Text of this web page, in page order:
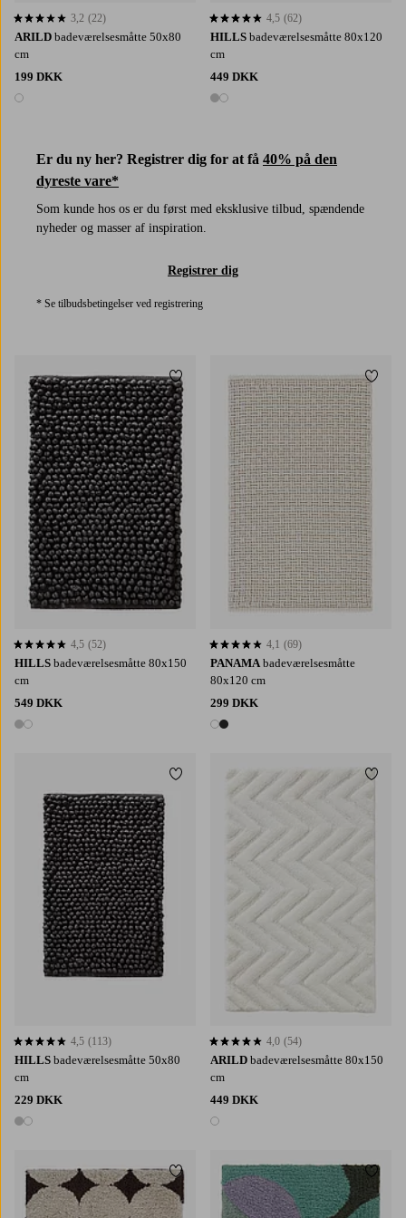
ARILD badeværelsesmåtte 50x80
cm
199 DKK
1 farve
3,2 baseret på 22 bedømmelser
3,2 (22)
Er du ny her? Registrer dig for at få 40% på den
dyreste vare*
Som kunde hos os er du først med eksklusive tilbud, spændende
nyheder og masser af inspiration.
Registrer dig
* Se tilbudsbetingelser ved registrering
HILLS badeværelsesmåtte 80x120
cm
449 DKK
2 farver
4,5 baseret på 62 bedømmelser
4,5 (62)
HILLS badeværelsesmåtte 80x150
cm
549 DKK
2 farver
4,5 baseret på 52 bedømmelser
4,5 (52)
Tilføj til favoritter
PANAMA badeværelsesmåtte
80x120 cm
299 DKK
2 farver
4,1 baseret på 69 bedømmelser
4,1 (69)
Tilføj
HILLS badeværelsesmåtte 50x80
cm
229 DKK
2 farver
4,5 baseret på 113 bedømmelser
4,5 (113)
Tilføj til favoritter
ARILD badeværelsesmåtte 80x150
cm
449 DKK
1 farve
4,0 baseret på 54 bedømmelser
4,0 (54)
Tilføj
Tilføj til favoritter
60X90 80X120
Tilføj
60X9080X120